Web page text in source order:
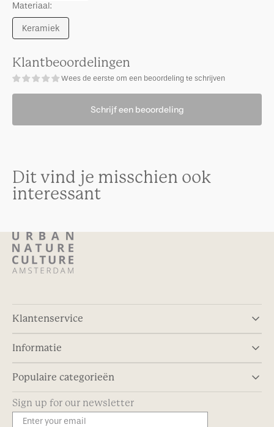
Materiaal:
Keramiek
Uitverkocht
Klantbeoordelingen
Wees de eerste om een beoordeling te schrijven
Schrijf een beoordeling
Dit vind je misschien ook
interessant
Klantenservice
Informatie
Populaire categorieën
Sign up for our newsletter